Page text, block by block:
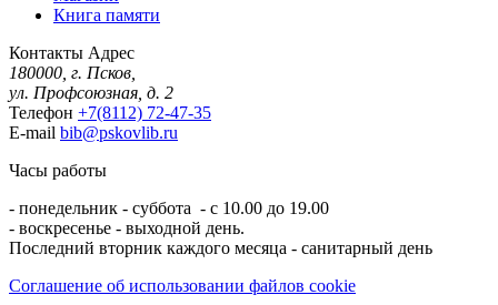
Книга памяти
Контакты Адрес
180000, г. Псков,
ул. Профсоюзная, д. 2
Телефон +7(8112) 72-47-35
E-mail bib@pskovlib.ru
Часы работы
- понедельник - суббота - с 10.00 до 19.00
- воскресенье - выходной день.
Последний вторник каждого месяца - санитарный день
Соглашение об использовании файлов cookie